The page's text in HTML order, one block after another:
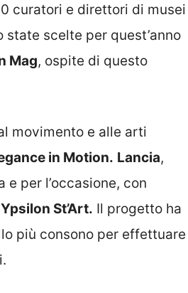
curatori e direttori di musei
state scelte per quest’anno
Mag, ospite di questo
movimento e alle arti
in Motion. Lancia,
per l’occasione, con
Ypsilon St’Art. Il progetto ha
più consono per effettuare